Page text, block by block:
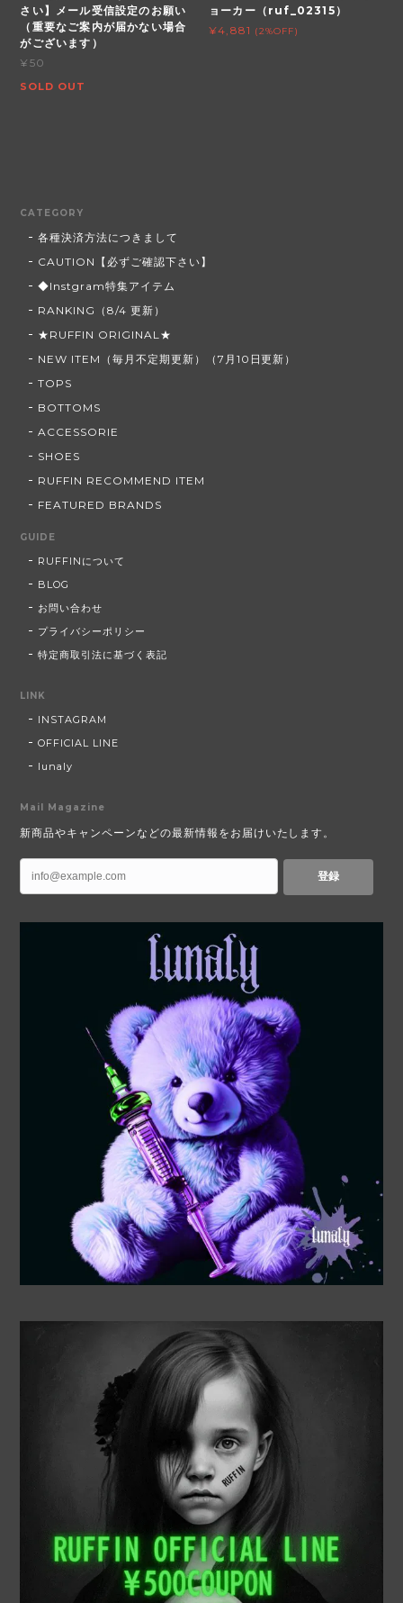
さい】メール受信設定のお願い
（重要なご案内が届かない場合
がございます）
¥50
SOLD OUT
ョーカー（ruf_02315）
¥4,881 (2%OFF)
CATEGORY
各種決済方法につきまして
CAUTION【必ずご確認下さい】
◆Instgram特集アイテム
RANKING（8/4 更新）
★RUFFIN ORIGINAL★
NEW ITEM（毎月不定期更新）（7月10日更新）
TOPS
BOTTOMS
ACCESSORIE
SHOES
RUFFIN RECOMMEND ITEM
FEATURED BRANDS
GUIDE
RUFFINについて
BLOG
お問い合わせ
プライバシーポリシー
特定商取引法に基づく表記
LINK
INSTAGRAM
OFFICIAL LINE
lunaly
Mail Magazine
新商品やキャンペーンなどの最新情報をお届けいたします。
登録